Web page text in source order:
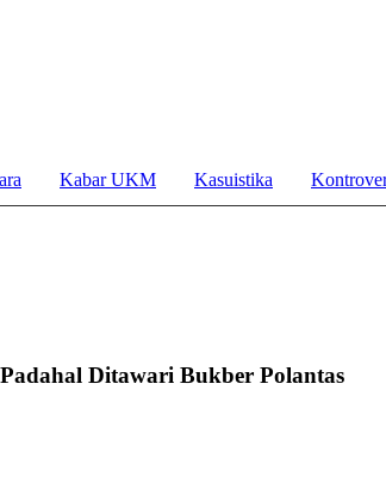
Kabar UKM Kasuistika
Ditawari Bukber Polantas